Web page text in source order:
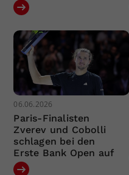
06.06.2026
Paris-Finalisten
Zverev und Cobolli
schlagen bei den
Erste Bank Open auf